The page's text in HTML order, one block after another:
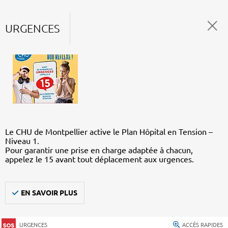
URGENCES
Le CHU de Montpellier active le Plan Hôpital en Tension –
Niveau 1.
Pour garantir une prise en charge adaptée à chacun,
appelez le 15 avant tout déplacement aux urgences.
EN SAVOIR PLUS
URGENCES ACCÈS RAPIDES